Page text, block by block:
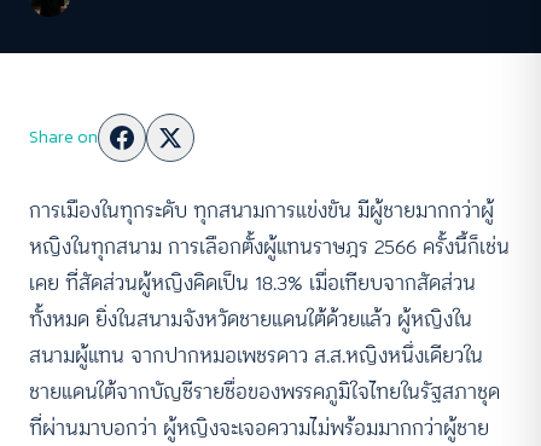
Share on
การเมืองในทุกระดับ ทุกสนามการแข่งขัน มีผู้ชายมากกว่าผู้
หญิงในทุกสนาม การเลือกตั้งผู้แทนราษฎร 2566 ครั้งนี้ก็เช่น
เคย ที่สัดส่วนผู้หญิงคิดเป็น 18.3% เมื่อเทียบจากสัดส่วน
ทั้งหมด ยิ่งในสนามจังหวัดชายแดนใต้ด้วยแล้ว ผู้หญิงใน
สนามผู้แทน จากปากหมอเพชรดาว ส.ส.หญิงหนึ่งเดียวใน
ชายแดนใต้จากบัญชีรายชื่อของพรรคภูมิใจไทยในรัฐสภาชุด
ที่ผ่านมาบอกว่า ผู้หญิงจะเจอความไม่พร้อมมากกว่าผู้ชาย